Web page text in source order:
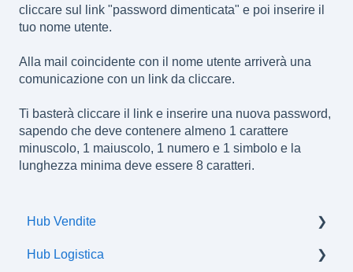
cliccare sul link "password dimenticata" e poi inserire il
tuo nome utente.
Alla mail coincidente con il nome utente arriverà una
comunicazione con un link da cliccare.
Ti basterà c liccare il link e inserire una nuova password,
sapendo che deve contenere almeno 1 carattere
minuscolo, 1 maiuscolo, 1 numero e 1 simbolo e la
lunghezza minima deve essere 8 caratteri.
Hub Vendite
Ordini
Hub Logistica